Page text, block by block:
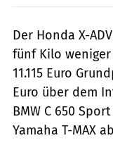
Der Honda X-
fünf Kilo weniger
11.115 Euro
Euro über dem
BMW C 650
Yamaha T-MAX